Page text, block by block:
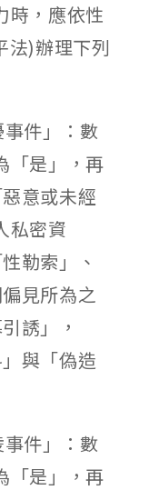
時，應依性
法)辦理下列
件」：數
「是」，再
意或未經
私密資
勒索」、
見所為之
誘」，
與「偽造
件」：數
「是」，再